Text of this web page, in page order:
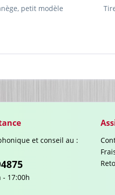
petit modèle
et conseil au :
- 17:00h